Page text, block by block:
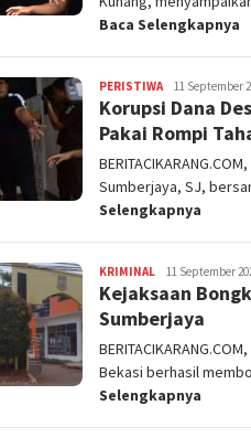
Baca Selengkapnya
PERISTIWAadmin
11 September
Korupsi Dana
Pakai Rompi
Sumberjaya, SJ,
Selengkapnya
KRIMINAL admin
11 September
Kejaksaan
Sumberjaya
Bekasi berhasil
Selengkapnya